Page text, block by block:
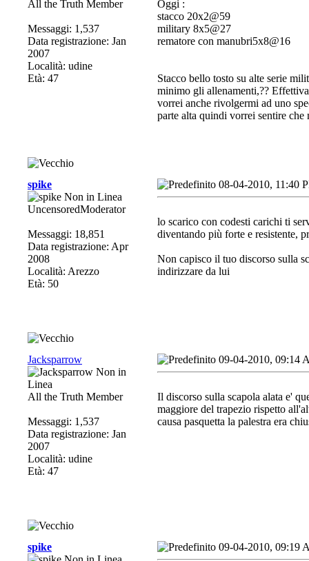
All the Truth Member
Messaggi: 1,537
Data registrazione: Jan
2007
Località: udine
Età: 47
Oggi :
stacco 20x2@59
military 8x5@27
rematore con manubri5x8@16
Stacco bello tosto su alte serie
minimo gli allenamenti,??
vorrei anche rivolgermi ad uno
parte alta quindi vorrei sentire
spike
UncensoredModerator
Messaggi: 18,851
Data registrazione: Apr
2008
Località: Arezzo
Età: 50
08-04-2010, 11:40
lo scarico con codesti carichi ti
diventando più forte e resistente,
Non capisco il tuo discorso sulla
indirizzare da lui
Jacksparrow
All the Truth Member
Messaggi: 1,537
Data registrazione: Jan
2007
Località: udine
Età: 47
09-04-2010, 09:14
Il discorso sulla scapola alata e'
maggiore del trapezio rispetto
causa pasquetta la palestra era
spike 09-04-2010, 09:19